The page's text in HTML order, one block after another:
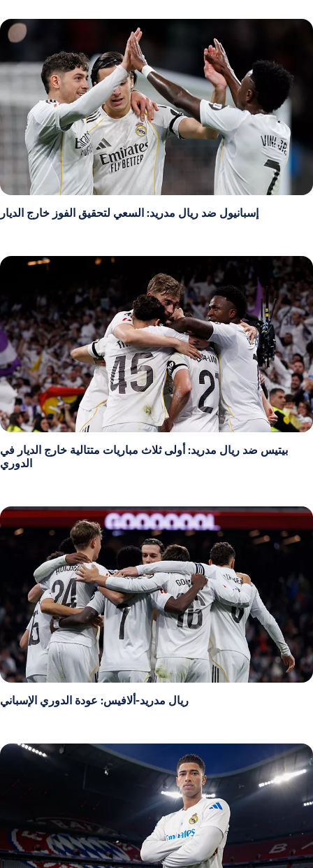
إسبانيول ضد ريال مدريد: السعي لتحقيق الفوز خارج الديار
بيتيس ضد ريال مدريد: أولى ثلاث مباريات متتالية خارج الديار في
الدوري
ريال مدريد-ألافيس: عودة الدوري الإسباني